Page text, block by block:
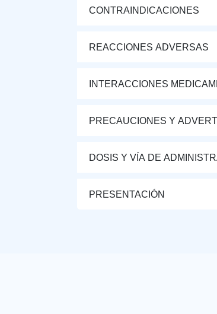
CONTRAINDICACIONES
REACCIONES ADVERSAS
INTERACCIONES
PRECAUCIONES Y
DOSIS Y VÍA DE
PRESENTACIÓN